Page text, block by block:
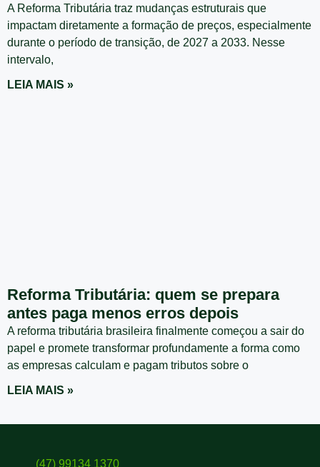
A Reforma Tributária traz mudanças estruturais que
impactam diretamente a formação de preços, especialmente
durante o período de transição, de 2027 a 2033. Nesse
intervalo,
LEIA MAIS »
Reforma Tributária: quem se prepara
antes paga menos erros depois
A reforma tributária brasileira finalmente começou a sair do
papel e promete transformar profundamente a forma como
as empresas calculam e pagam tributos sobre o
LEIA MAIS »
(47) 99134 1370